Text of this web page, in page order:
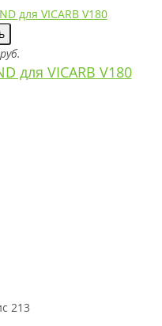
для VICARB V180
213